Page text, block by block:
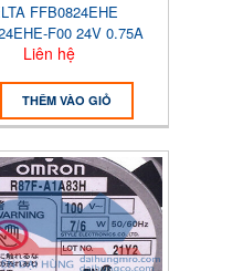
FFB0824EHE
F00 24V 0.75A
12W
Liên hệ
THÊM VÀO GIỎ